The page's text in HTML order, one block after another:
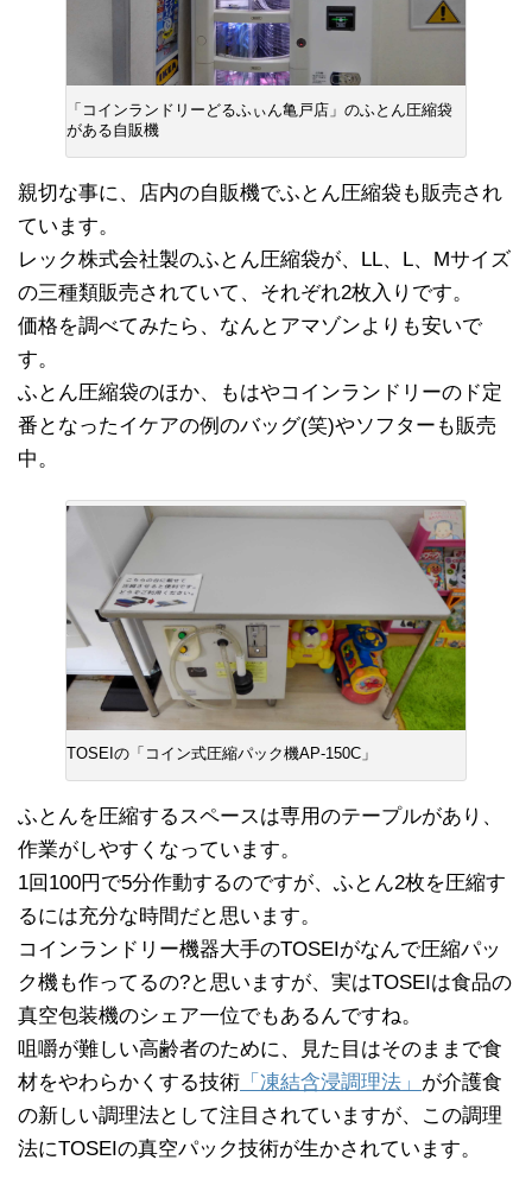
「コインランドリーどるふぃん亀戸店」のふとん圧縮袋
がある自販機
親切な事に、店内の自販機でふとん圧縮袋も販売され
ています。
レック株式会社製のふとん圧縮袋が、LL、L、Mサイズ
の三種類販売されていて、それぞれ2枚入りです。
価格を調べてみたら、なんとアマゾンよりも安いで
す。
ふとん圧縮袋のほか、もはやコインランドリーのド定
番となったイケアの例のバッグ(笑)やソフターも販売
中。
TOSEIの「コイン式圧縮パック機AP-150C」
ふとんを圧縮するスペースは専用のテープルがあり、
作業がしやすくなっています。
1回100円で5分作動するのですが、ふとん2枚を圧縮す
るには充分な時間だと思います。
コインランドリー機器大手のTOSEIがなんで圧縮パッ
ク機も作ってるの?と思いますが、実はTOSEIは食品の
真空包装機のシェア一位でもあるんですね。
咀嚼が難しい高齢者のために、見た目はそのままで食
材をやわらかくする技術 「凍結含浸調理法」 が介護食
の新しい調理法として注目されていますが、この調理
法にTOSEIの真空パック技術が生かされています。